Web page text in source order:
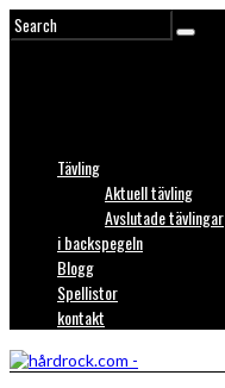
Tävling
Aktuell tävling
Avslutade tävlingar
i backspegeln
Blogg
Spellistor
kontakt